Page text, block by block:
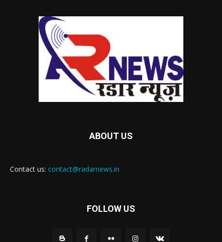
ABOUT US
Contact us: contact@radarnews.in
FOLLOW US